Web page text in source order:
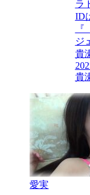
ラ
ID
ジ
貴
貴
愛実